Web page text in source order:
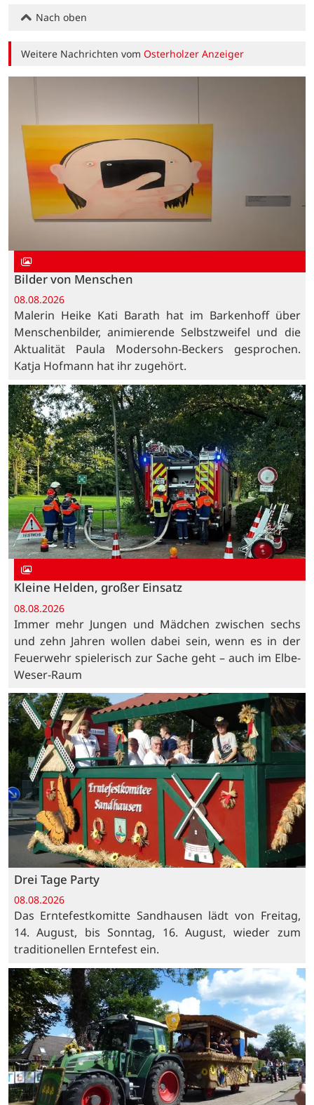
Nach oben
Weitere Nachrichten vomOsterholzer Anzeiger
Bilder von Menschen
08.08.2026
Malerin Heike Kati Barath hat im Barkenhoff über
Menschenbilder, animierende Selbstzweifel und die
Aktualität Paula Modersohn-Beckers gesprochen.
Katja Hofmann hat ihr zugehört.
Kleine Helden, großer Einsatz
08.08.2026
Immer mehr Jungen und Mädchen zwischen sechs
und zehn Jahren wollen dabei sein, wenn es in der
Feuerwehr spielerisch zur Sache geht – auch im Elbe-
Weser-Raum
Drei Tage Party
08.08.2026
Das Erntefestkomitte Sandhausen lädt von Freitag,
14. August, bis Sonntag, 16. August, wieder zum
traditionellen Erntefest ein.